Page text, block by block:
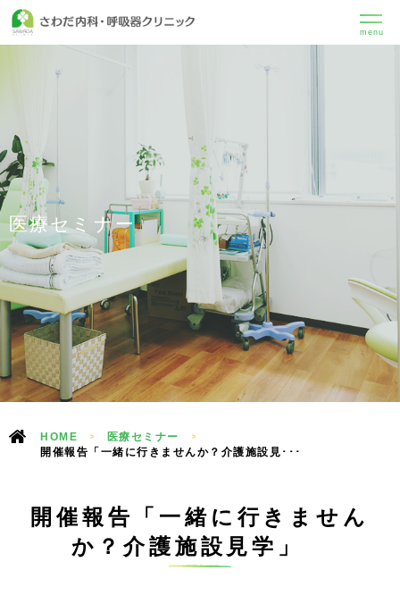
menu
医療セミナー
HOME > 医療セミナー
>
開催報告「一緒に行きませんか？介護施設見･･･
開催報告「一緒に行きません
か？介護施設見学」